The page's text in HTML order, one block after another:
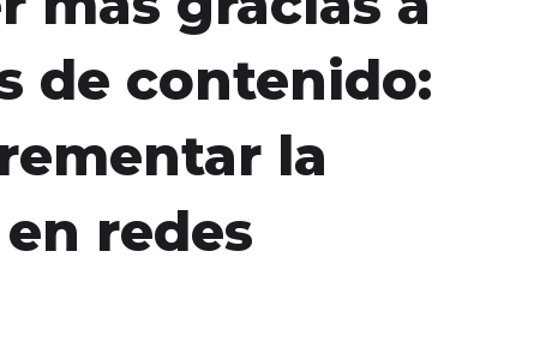
de contenido:
la
redes